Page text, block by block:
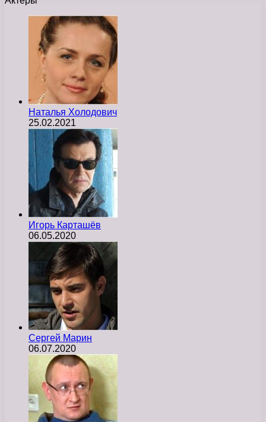
Наталья Холодович
25.02.2021
Игорь Карташёв
06.05.2020
Сергей Марин
06.07.2020